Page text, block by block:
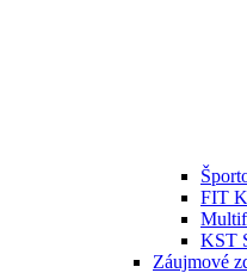
FIT
KST
Záujmové